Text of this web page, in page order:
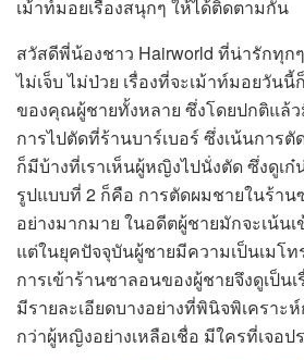
เม้าท์มอยเรื่องสนุกๆ ให้ได้ติดตามกัน
สวัสดีพี่น้องชาว Hairworld ที่น่ารักทุก
ไม่เจ็บ ไม่ป่วย เรื่องที่จะเม้าท์มอยวันนี้
ของคุณผู้ชายทั้งหลาย ซึ่งโดยปกติแล้
การไปตัดที่ร้านบาร์เบอร์ ซึ่งเน้นการ
ก็มีบ้างที่เราเห็นผู้หญิงไปนั่งตัด ซึ่งดูเ
รูปแบบที่ 2 ก็คือ การตัดผมชายในร้าน
อย่างมากมาย ในอดีตผู้ชายมักจะเน้นเ
แต่ในยุคปัจจุบันผู้ชายมีความเป็นเมโ
การเข้าร้านซาลอนของผู้ชายจึงดูเป็นเ
มีรายละเอียดบางอย่างที่พินิจพิเคราะ
กว่าผู้หญิงอย่างเหลือเชื่อ มีใครที่เจอ